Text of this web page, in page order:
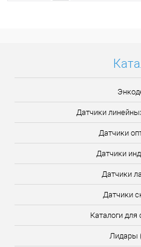
Датчики
Датчики
Датчики
Датчики
Датчики
Каталоги для
Лидары